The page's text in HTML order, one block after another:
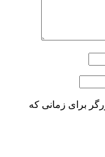
برای زمانی که